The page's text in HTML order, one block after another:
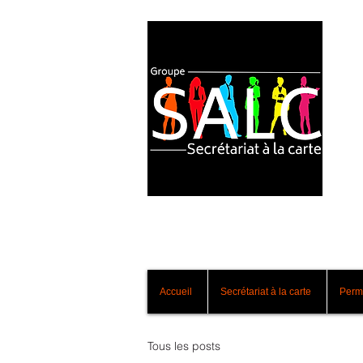
Accueil Secrétariat à la carte
Tous les posts